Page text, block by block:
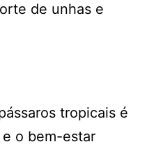
de unhas e
tropicais é
o bem-estar